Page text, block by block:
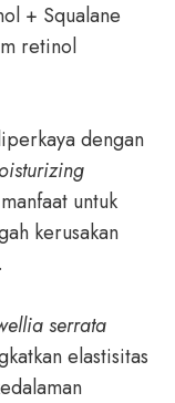
+ Squalane
retinol
dengan
untuk
kerusakan
serrata
elastisitas